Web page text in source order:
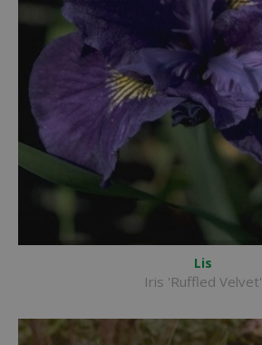
Lis
Iris 'Ruffled Velvet'